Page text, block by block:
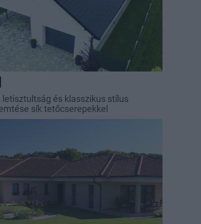
letisztultság és klasszikus stílus
sík tetőcserepekkel